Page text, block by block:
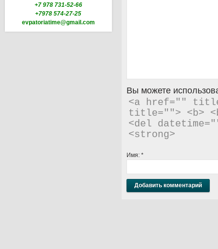
+7 978 731-52-66
+7978 574-27-25
evpatoriatime@gmail.com
Вы можете
<a href=""
title=""> <b>
<del
<strong>
Имя: *